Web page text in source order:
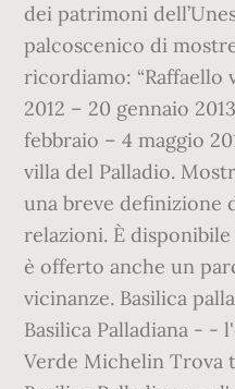
dei patrimoni
palcoscenico di
ricordiamo: “Raffaello
2012 – 20 gennaio
febbraio – 4 maggio
villa del Palladio.
una breve definizione
relazioni. È
è offerto anche un
vicinanze. Basilica
Basilica Palladiana - -
Verde Michelin Trova